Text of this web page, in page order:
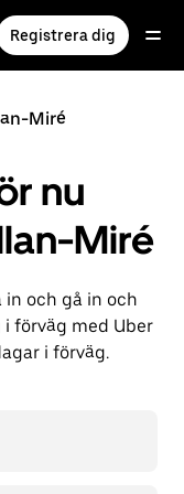
Registrera dig
Miré
nu
Miré
och gå in och
förväg med Uber
i förväg.